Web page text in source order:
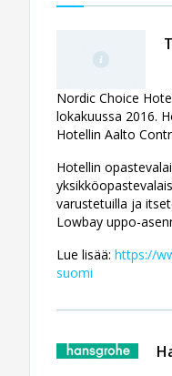
Nordic Choice
lokakuussa 2016.
Hotellin Aalto
Hotellin
varustetuilla ja
Lowbay uppo-
Lue lisää: https://
suomi